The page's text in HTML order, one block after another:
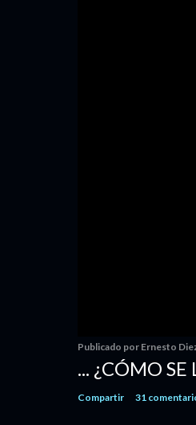
Publicado por Ernesto
... ¿CÓMO
Compartir 31